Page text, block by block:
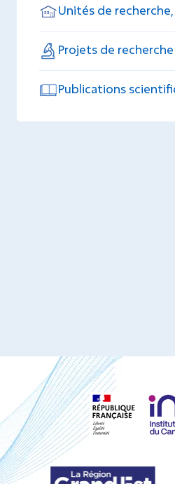
Unités de
Projets de recherche
Publications